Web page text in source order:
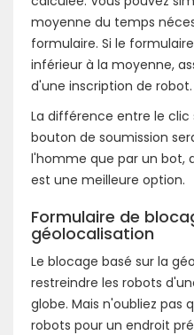
moyenne du temps
formulaire. Si le
inférieur à la moyenne,
d'une inscription de robot.
La différence entre le
bouton de soumission
l'homme que par un bot,
est une meilleure option.
Formulaire de
géolocalisation
Le blocage basé sur la
restreindre les robots
globe. Mais n'oubliez pas
robots pour un endroit